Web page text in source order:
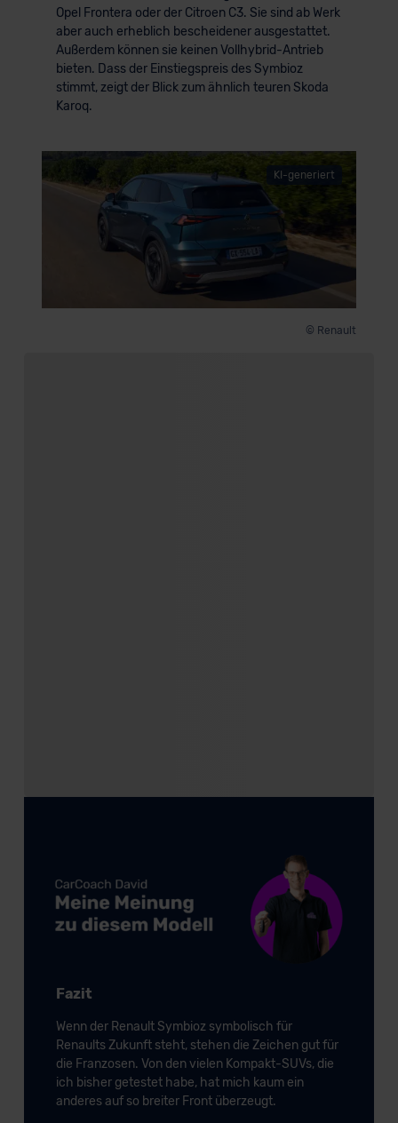
der EU erfolgt, erfolgt dies ausschließlich auf der
Grundlage eines Angemessenheitsbeschlusses der EU-
Kommission (Art. 45 Abs. 1 DSGVO), von
Standarddatenschutzklauseln (Art. 46 Abs. 2 lit. c
DSGVO) oder wenn Sie hierzu Ihre Einwilligung freiwillig
Datenschutzklauseln können Sie über den Kontakt zu
datenschutz@meinauto.de anfordern.
Datenschutzerklärung
Opel Frontera oder der Citroen C3. Sie sind ab Werk
aber auch erheblich bescheidener ausgestattet.
Außerdem können sie keinen Vollhybrid-Antrieb
bieten. Dass der Einstiegspreis des Symbioz
stimmt, zeigt der Blick zum ähnlich teuren Skoda
Karoq.
KI-generiert
© Renault
Fazit
Wenn der Renault Symbioz symbolisch für
Renaults Zukunft steht, stehen die Zeichen gut für
die Franzosen. Von den vielen Kompakt-SUVs, die
ich bisher getestet habe, hat mich kaum ein
anderes auf so breiter Front überzeugt.